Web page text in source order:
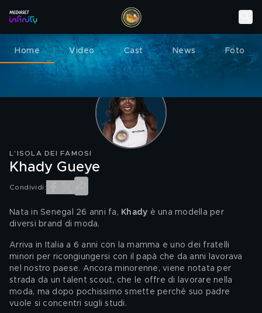
Home Video Cast News Foto
L'ISOLA DEI FAMOSI
Khady Gueye
Condividi:
Nata in Senegal 26 anni fa, Khady è una modella per
diversi brand di moda.
Arriva in Italia a 6 anni con la mamma e uno dei fratelli
minori per ricongiungersi con il papà che da anni lavorava
nel nostro paese. Ancora minorenne, viene notata per
strada da un talent scout, che le offre di lavorare nella
moda, ma dopo pochissimo smette perché suo padre
vuole si concentri sugli studi.